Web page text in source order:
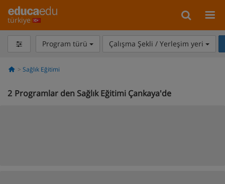
türkiye
Program türü Çalışma Şekli / Yerleşim yeri
Sağlık Eğitimi
2 Programlar den Sağlık Eğitimi Çankaya'de